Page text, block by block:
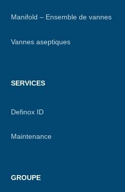
Manifold – Ensemble de vannes
Vannes aseptiques
SERVICES
Definox ID
Maintenance
GROUPE